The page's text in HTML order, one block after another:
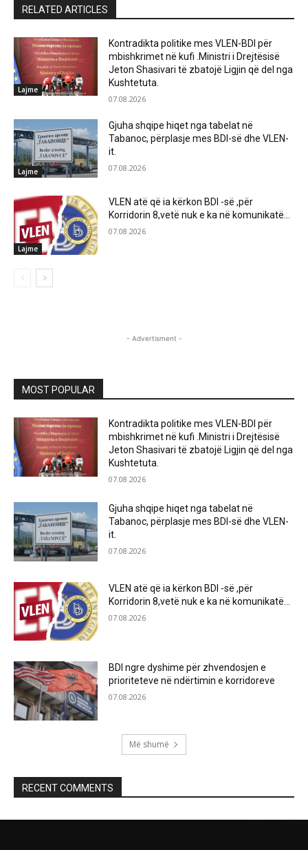
RELATED ARTICLES
Lajme
Kontradikta politike mes VLEN-BDI për
mbishkrimet në kufi .Ministri i Drejtësisë
Jeton Shasivari të zbatojë Ligjin që del nga
Kushtetuta.
07.08.2026
Lajme
Gjuha shqipe hiqet nga tabelat në
Tabanoc, përplasje mes BDI-së dhe VLEN-
it.
07.08.2026
Lajme
VLEN atë që ia kërkon BDI -së ,për
Korridorin 8,vetë nuk e ka në komunikatë…
07.08.2026
- Advertisment -
MOST POPULAR
Kontradikta politike mes VLEN-BDI për
mbishkrimet në kufi .Ministri i Drejtësisë
Jeton Shasivari të zbatojë Ligjin që del nga
Kushtetuta.
07.08.2026
Gjuha shqipe hiqet nga tabelat në
Tabanoc, përplasje mes BDI-së dhe VLEN-
it.
07.08.2026
VLEN atë që ia kërkon BDI -së ,për
Korridorin 8,vetë nuk e ka në komunikatë…
07.08.2026
BDI ngre dyshime për zhvendosjen e
prioriteteve në ndërtimin e korridoreve
07.08.2026
Më shumë
RECENT COMMENTS